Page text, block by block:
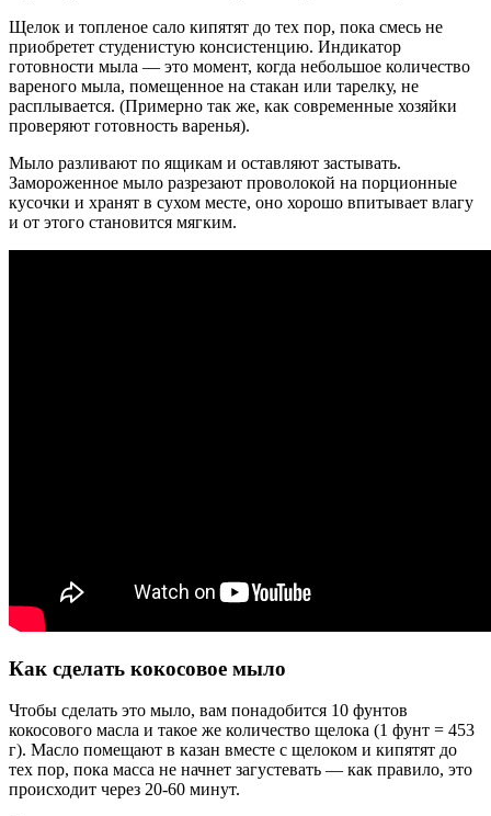
Щелок и топленое сало кипятят до тех пор, пока смесь не
приобретет студенистую консистенцию. Индикатор
готовности мыла — это момент, когда небольшое количество
вареного мыла, помещенное на стакан или тарелку, не
расплывается. (Примерно так же, как современные хозяйки
проверяют готовность варенья).
Мыло разливают по ящикам и оставляют застывать.
Замороженное мыло разрезают проволокой на порционные
кусочки и хранят в сухом месте, оно хорошо впитывает влагу
и от этого становится мягким.
Как сделать кокосовое мыло
Чтобы сделать это мыло, вам понадобится 10 фунтов
кокосового масла и такое же количество щелока (1 фунт = 453
г). Масло помещают в казан вместе с щелоком и кипятят до
тех пор, пока масса не начнет загустевать — как правило, это
происходит через 20-60 минут.